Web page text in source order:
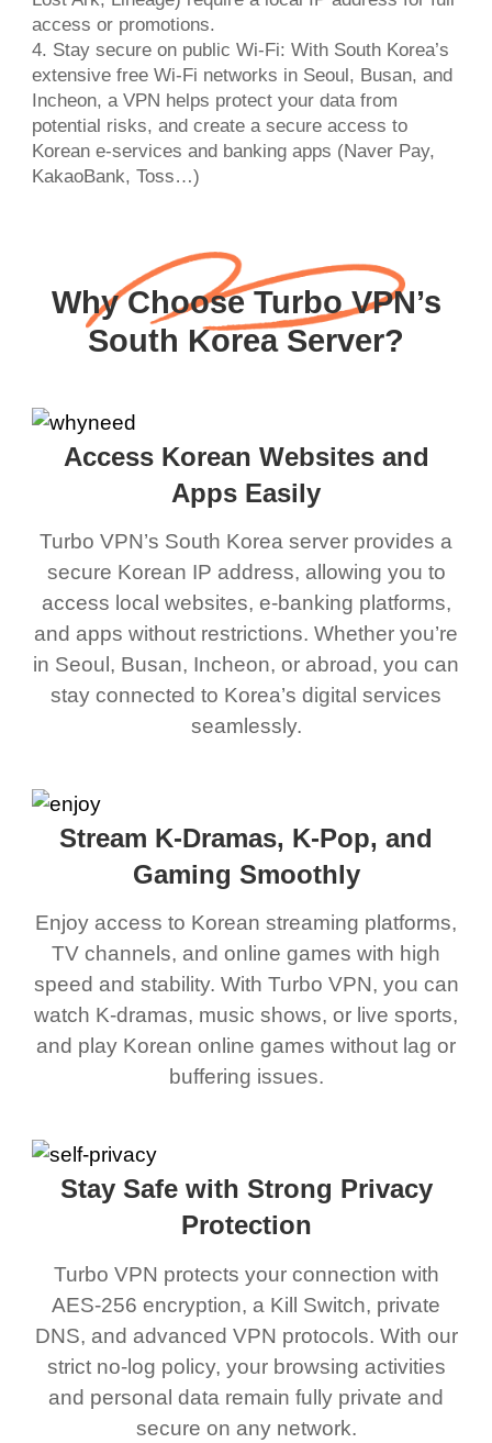
access or promotions.
4. Stay secure on public Wi-Fi: With South Korea’s
extensive free Wi-Fi networks in Seoul, Busan, and
Incheon, a VPN helps protect your data from
potential risks, and create a secure access to
Korean e-services and banking apps (Naver Pay,
KakaoBank, Toss…)
Why Choose Turbo VPN’s
South Korea Server?
Access Korean Websites and
Apps Easily
Turbo VPN’s South Korea server provides a
secure Korean IP address, allowing you to
access local websites, e-banking platforms,
and apps without restrictions. Whether you’re
in Seoul, Busan, Incheon, or abroad, you can
stay connected to Korea’s digital services
seamlessly.
Stream K-Dramas, K-Pop, and
Gaming Smoothly
Enjoy access to Korean streaming platforms,
TV channels, and online games with high
speed and stability. With Turbo VPN, you can
watch K-dramas, music shows, or live sports,
and play Korean online games without lag or
buffering issues.
Stay Safe with Strong Privacy
Protection
Turbo VPN protects your connection with
AES-256 encryption, a Kill Switch, private
DNS, and advanced VPN protocols. With our
strict no-log policy, your browsing activities
and personal data remain fully private and
secure on any network.